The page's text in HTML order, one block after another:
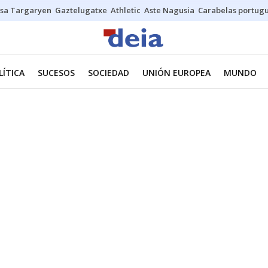
Targaryen Gaztelugatxe Athletic Aste Nagusia Carabelas
SUCESOS SOCIEDAD UNIÓN EUROPEA MUNDO